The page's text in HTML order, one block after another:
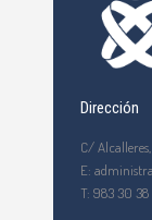
Dirección
C/
E:
T: 983 30 38